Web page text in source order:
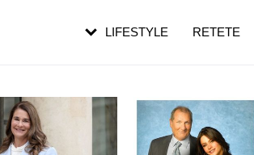
LIFESTYLE RETETE
ce înaintezi în vârstă
de